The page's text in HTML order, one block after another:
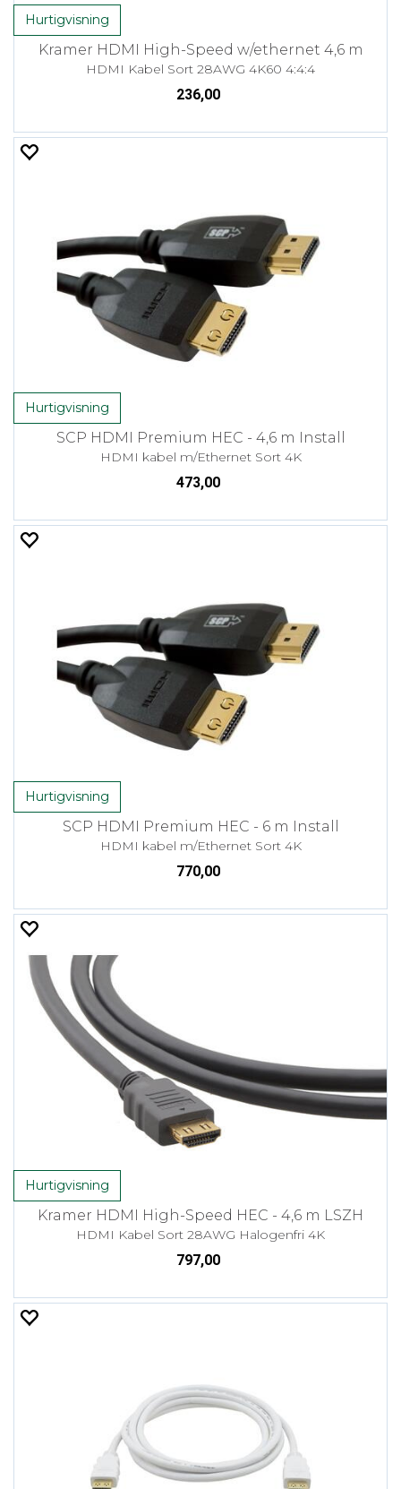
Hurtigvisning
Kramer HDMI High-Speed w/ethernet 4,6 m
HDMI Kabel Sort 28AWG 4K60 4:4:4
236,00
Hurtigvisning
SCP HDMI Premium HEC - 4,6 m Install
HDMI kabel m/Ethernet Sort 4K
473,00
Hurtigvisning
SCP HDMI Premium HEC - 6 m Install
HDMI kabel m/Ethernet Sort 4K
770,00
Hurtigvisning
Kramer HDMI High-Speed HEC - 4,6 m LSZH
HDMI Kabel Sort 28AWG Halogenfri 4K
797,00